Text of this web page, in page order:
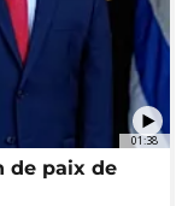
01:38
de paix de